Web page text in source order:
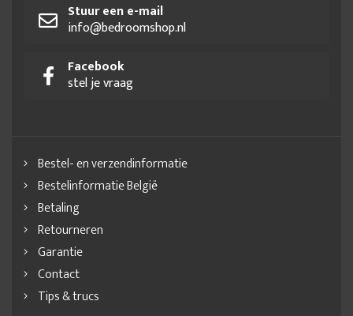
Stuur een e-mail
info@bedroomshop.nl
Facebook
stel je vraag
Bestel- en verzendinformatie
Bestelinformatie België
Betaling
Retourneren
Garantie
Contact
Tips & trucs